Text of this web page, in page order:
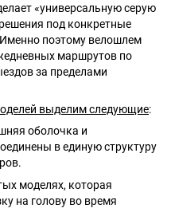
«универсальную серую
под конкретные
поэтому велошлем
маршрутов по
за пределами
выделим следующие:
оболочка и
в единую структуру
моделях, которая
на голову во время